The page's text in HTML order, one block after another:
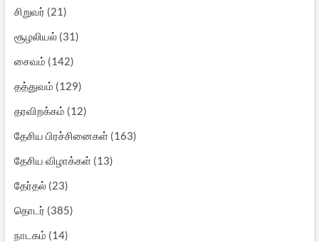
சிறுவர் (21)
சூழலியல்(31)
சைவம் (142)
தத்துவம் (129)
தரவிறக்கம் (12)
தேசிய பிரச்சினைகள்(163)
தேசிய விழாக்கள்(13)
தேர்தல்(23)
தொடர் (385)
நாடகம் (14)